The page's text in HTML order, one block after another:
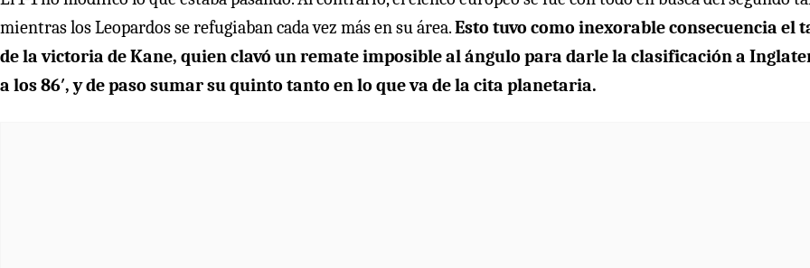
mientras los Leopardos se refugiaban cada vez más en su área.Esto tuvo como inexorable consecuencia el
de la victoria de Kane, quien clavó un remate imposible al ángulo para darle la clasificación a
a los 86′, y de paso sumar su quinto tanto en lo que va de la cita planetaria.